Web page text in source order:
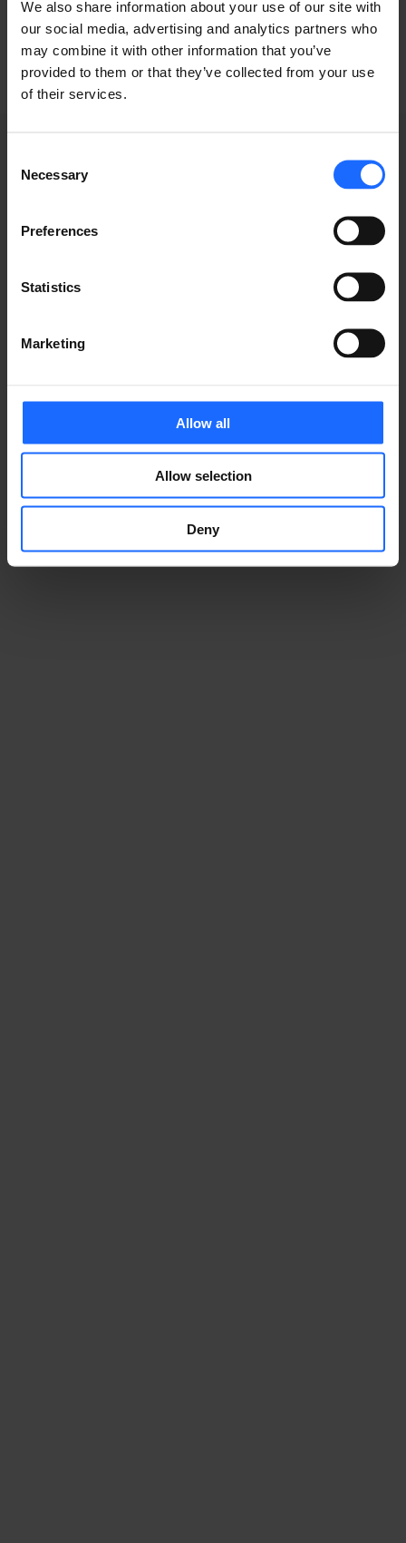
We also share information about your use of our site with
our social media, advertising and analytics partners who
may combine it with other information that you’ve
provided to them or that they’ve collected from your use
of their services.
Selection
Necessary
Preferences
Statistics
Marketing
Allow all
Allow selection
Deny
GRABACIONES DE
WEBINARS